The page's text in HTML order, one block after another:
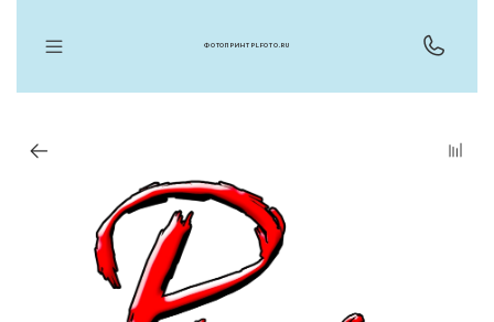
ФОТОПРИНТ PLFOTO.RU